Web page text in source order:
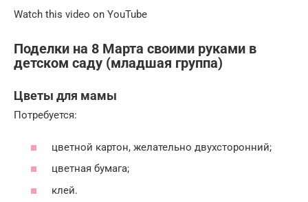
Watch this video on YouTube
Поделки на 8 Марта своими руками в
детском саду (младшая группа)
Цветы для мамы
Потребуется:
цветной картон, желательно двухсторонний;
цветная бумага;
клей.